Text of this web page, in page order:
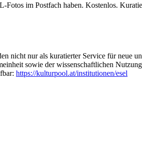
im Postfach haben. Kostenlos.
nicht nur als kuratierter Service für neue
sowie der wissenschaftlichen
https://kulturpool.at/institutionen/esel